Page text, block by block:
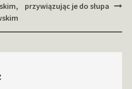
przywiązując je do słupa